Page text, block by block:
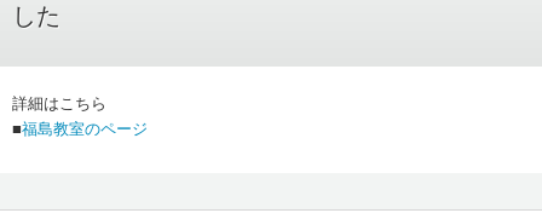
した
詳細はこちら
■福島教室のページ